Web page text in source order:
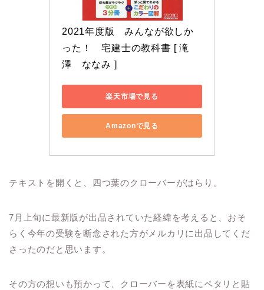
2021年度版　みんなが欲しか
った！　宅建士の教科書 [ 滝
澤　ななみ ]
楽天市場で見る
Amazonで見る
テキストを開くと、四つ葉のクローバーがはらり。
7月上旬に最新版が出品されていた経緯を考えると、おそ
らく今年の受験を断念された方がメルカリに出品してくだ
さったのだと思います。
その方の想いも預かって、クローバーを表紙にペタリと貼